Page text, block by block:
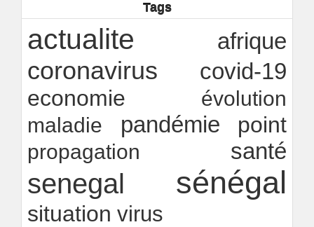
24/07/2026 -Ndakhté M. GAYE
Tags
actualite afrique
coronavirus covid-19
economie
évolution
maladie
pandémie point
propagation santé
senegal sénégal
situation virus